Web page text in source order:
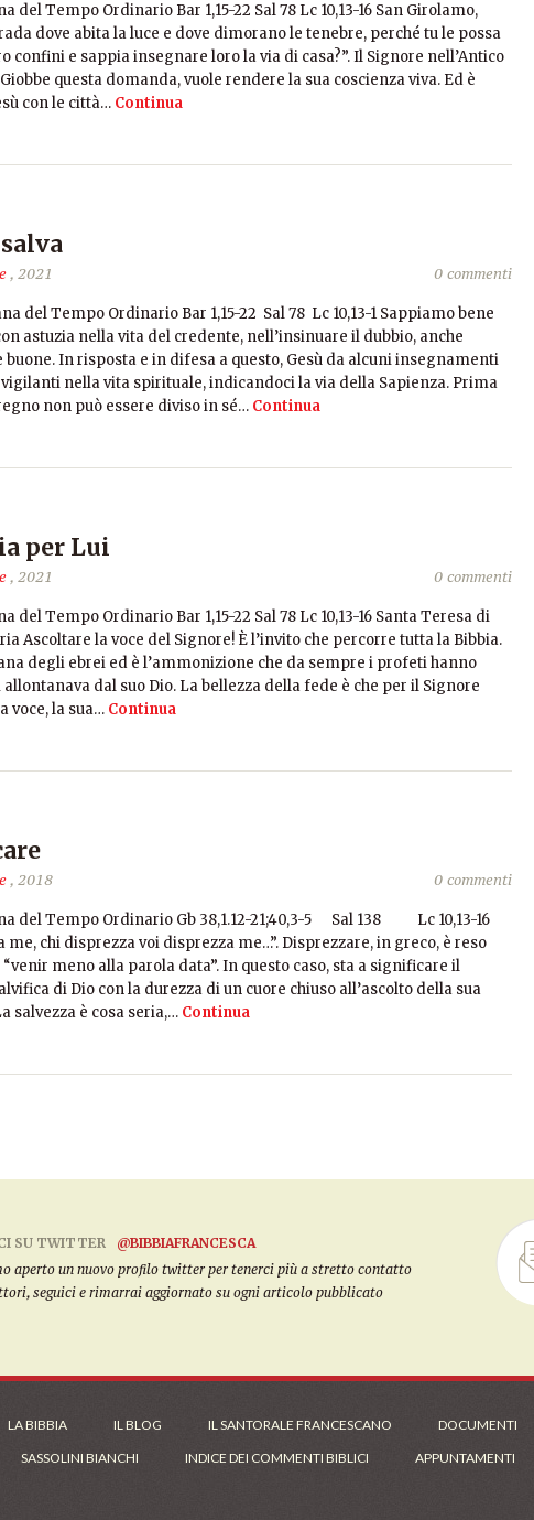
del Tempo Ordinario Bar 1,15-22 Sal 78 Lc 10,13-16 San Girolamo,
dove abita la luce e dove dimorano le tenebre, perché tu le possa
confini e sappia insegnare loro la via di casa?”. Il Signore nell’Antico
questa domanda, vuole rendere la sua coscienza viva. Ed è
con le città… Continua
, 2021 0 commenti
del Tempo Ordinario Bar 1,15-22 Sal 78 Lc 10,13-1 Sappiamo bene
astuzia nella vita del credente, nell’insinuare il dubbio, anche
buone. In risposta e in difesa a questo, Gesù da alcuni insegnamenti
nella vita spirituale, indicandoci la via della Sapienza. Prima
non può essere diviso in sé… Continua
per Lui
, 2021 0 commenti
del Tempo Ordinario Bar 1,15-22 Sal 78 Lc 10,13-16 Santa Teresa di
Ascoltare la voce del Signore! È l’invito che percorre tutta la Bibbia.
degli ebrei ed è l’ammonizione che da sempre i profeti hanno
dal suo Dio. La bellezza della fede è che per il Signore
voce, la sua… Continua
, 2018 0 commenti
del Tempo Ordinario Gb 38,1.12-21;40,3-5 Sal 138 Lc 10,13-16
me, chi disprezza voi disprezza me…”. Disprezzare, in greco, è reso
meno alla parola data”. In questo caso, sta a significare il
di Dio con la durezza di un cuore chiuso all’ascolto della sua
salvezza è cosa seria,… Continua
SU TWITTER
@BIBBIAFRANCESCA
aperto un nuovo profilo twitter per tenerci più a stretto contatto
seguici e rimarrai aggiornato su ogni articolo pubblicato
LA BIBBIA IL BLOG IL SANTORALE FRANCESCANO DOCUMENTI
SASSOLINI BIANCHI
INDICE DEI COMMENTI BIBLICI APPUNTAMENTI